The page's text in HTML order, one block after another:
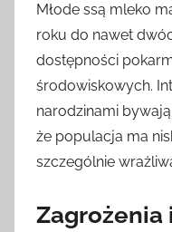
Młode ssą mleko
roku do nawet
dostępności
środowiskowych.
narodzinami
że populacja ma
szczególnie
Zagrożenia